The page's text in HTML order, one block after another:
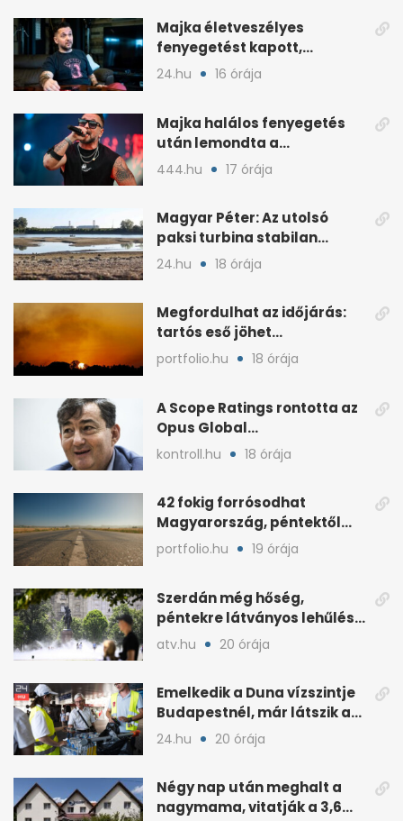
Majka életveszélyes
fenyegetést kapott,
lemondta az erdélyi
24.hu 16 órája
Majka halálos fenyegetés
után lemondta a
sepsiszentgyörgyi koncertet
444.hu 17 órája
Magyar Péter: Az utolsó
paksi turbina stabilan
termel
24.hu 18 órája
Megfordulhat az időjárás:
tartós eső jöhet
Magyarországra a hónap
végén
portfolio.hu 18 órája
A Scope Ratings rontotta az
Opus Global
kötvénybesorolását
kontroll.hu 18 órája
42 fokig forrósodhat
Magyarország, péntektől
zivatarok hűtenek
portfolio.hu 19 órája
Szerdán még hőség,
péntekre látványos lehűlés
jöhet
atv.hu 20 órája
Emelkedik a Duna vízszintje
Budapestnél, már látszik a
fordulat
24.hu 20 órája
Négy nap után meghalt a
nagymama, vitatják a 3,6